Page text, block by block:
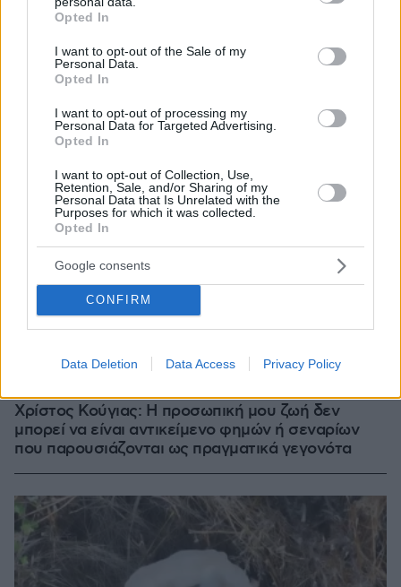
grant or deny consent to Google and its third-party tags to
use your data for below specified purposes in below Google
consent section.
Opted In
I want to opt-out of the Sale of my
Personal Data.
Opted In
I want to opt-out of processing my
Personal Data for Targeted Advertising.
Opted In
I want to opt-out of Collection, Use,
Retention, Sale, and/or Sharing of my
Personal Data that Is Unrelated with the
Purposes for which it was collected.
Opted In
Google consents
CONFIRM
Data Deletion Data Access Privacy Policy
Χρίστος Κούγιας: Η προσωπική μου ζωή δεν
μπορεί να είναι αντικείμενο φημών ή σεναρίων
που παρουσιάζονται ως πραγματικά γεγονότα